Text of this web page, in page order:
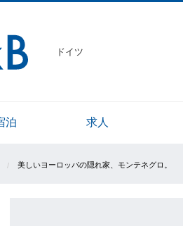
ドイツ
泊 求人
美しいヨーロッパの隠れ家、モンテネグロ。